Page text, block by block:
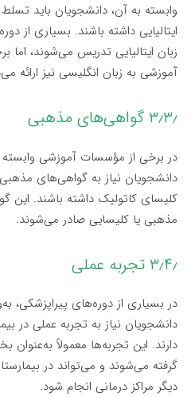
وابسته به آن، دانشجویان باید
ایتالیایی داشته باشند. بسیاری از
زبان ایتالیایی تدریس می‌شوند، اما
آموزشی به زبان انگلیسی نیز ارائه
۳٫۳٫ گواهی‌های مذهبی
در برخی از مؤسسات آموزشی
دانشجویان نیاز به گواهی‌های
کلیسای کاتولیک داشته باشند. این
مذهبی یا کلیسایی صادر می‌شوند.
۳٫۴٫ تجربه عملی
در بسیاری از دوره‌های پیراپزشکی،
دانشجویان نیاز به تجربه عملی در
دارند. این تجربه‌ها معمولاً
گرفته می‌شوند و می‌تواند در
دیگر مراکز درمانی انجام شود.